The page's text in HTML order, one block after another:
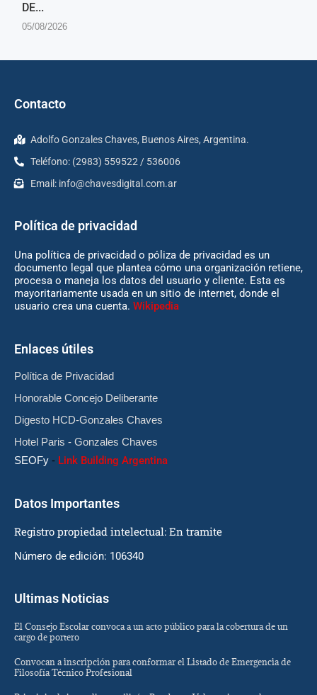
DE...
05/08/2026
Contacto
Adolfo Gonzales Chaves, Buenos Aires, Argentina.
Teléfono: (2983) 559522 / 536006
Email: info@chavesdigital.com.ar
Política de privacidad
Una política de privacidad o póliza de privacidad es un
documento legal que plantea cómo una organización retiene,
procesa o maneja los datos del usuario y cliente. Esta es
mayoritariamente usada en un sitio de internet, donde el
usuario crea una cuenta. Wikipedia
Enlaces útiles
Política de Privacidad
Honorable Concejo Deliberante
Digesto HCD-Gonzales Chaves
Hotel Paris - Gonzales Chaves
SEOFy - Link Building Argentina
Datos Importantes
Registro propiedad intelectual: En tramite
Número de edición: 106340
Ultimas Noticias
El Consejo Escolar convoca a un acto público para la cobertura de un
cargo de portero
Convocan a inscripción para conformar el Listado de Emergencia de
Filosofía Técnico Profesional